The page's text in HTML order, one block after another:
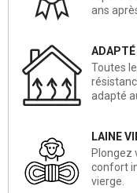
ans
ADAPTÉ
Toutes
adapté
LAINE
Plongez
confort
vierge.